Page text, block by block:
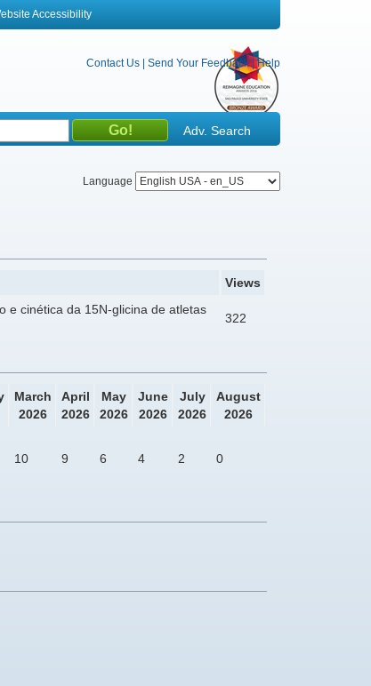
Accessibility
Contact Us Send Your Feedback |Help
Language
Adv. Search
Views
e cinética da 15N-glicina de atletas
322
March
2026
April
2026
May
2026
June
2026
July
2026
August
2026
10 9 6 4 2 0